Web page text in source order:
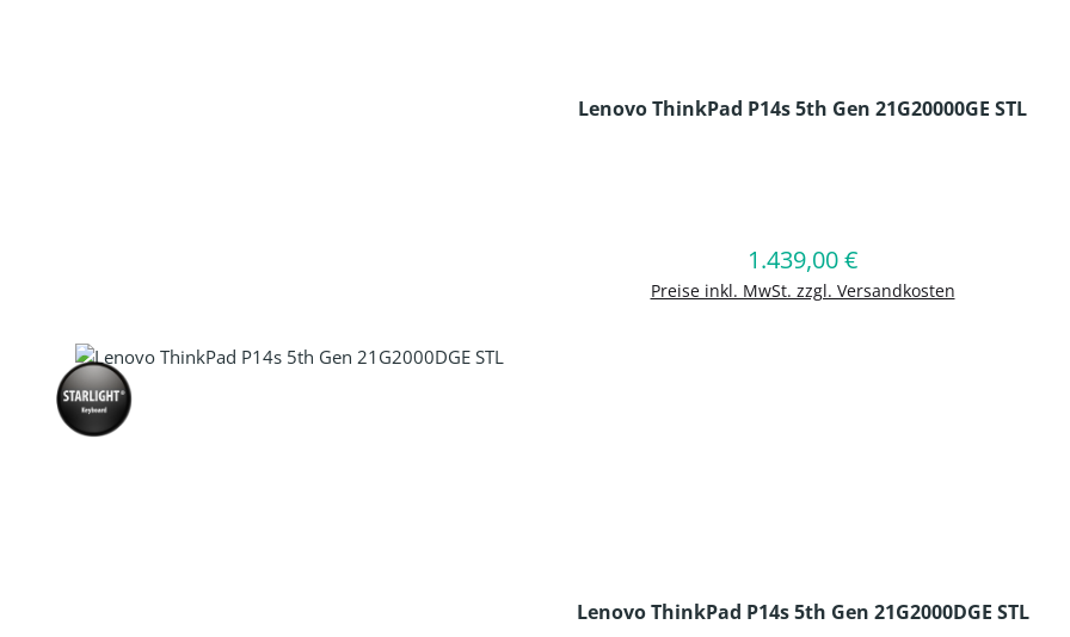
Lenovo ThinkPad P14s 5th Gen 21G20000GE STL
Regulärer Preis:
1.439,00 €
Preise inkl. MwSt. zzgl. Versandkosten
In den Warenkorb
Lenovo ThinkPad P14s 5th Gen 21G2000DGE STL